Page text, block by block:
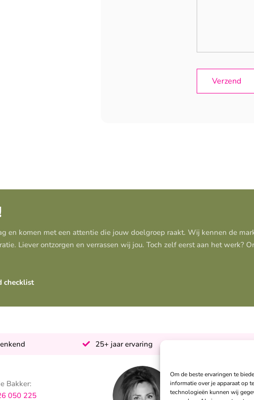
Om de beste ervaringen te
informatie over je apparaat op
technologieën kunnen wij
en komen met een attentie die jouw doelgroep raakt. Wij kennen de
Liever ontzorgen en verrassen wij jou. Toch zelf eerst aan het werk?
checklist
25+ jaar ervaring
Bakker:
050 225
Sandra Peters:
06 – 26 050 230